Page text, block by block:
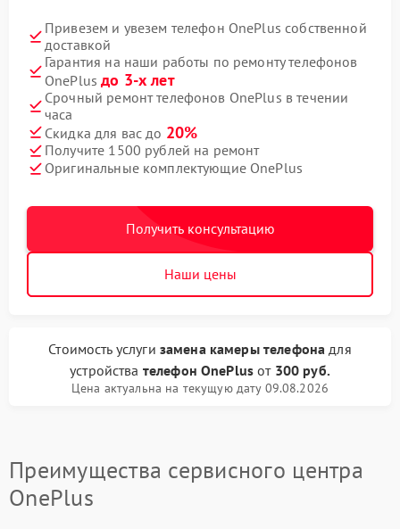
Привезем и увезем телефон OnePlus собственной
доставкой
Гарантия на наши работы по ремонту телефонов
OnePlusдо 3-х лет
Срочный ремонт телефонов OnePlus в течении
часа
Скидка для вас до 20%
Получите 1500 рублей на ремонт
Оригинальные комплектующие OnePlus
Получить консультацию
Наши цены
Стоимость услуги замена камеры телефона для
устройства телефон OnePlus от 300 руб.
Цена актуальна на текущую дату 09.08.2026
Преимущества сервисного центра
OnePlus